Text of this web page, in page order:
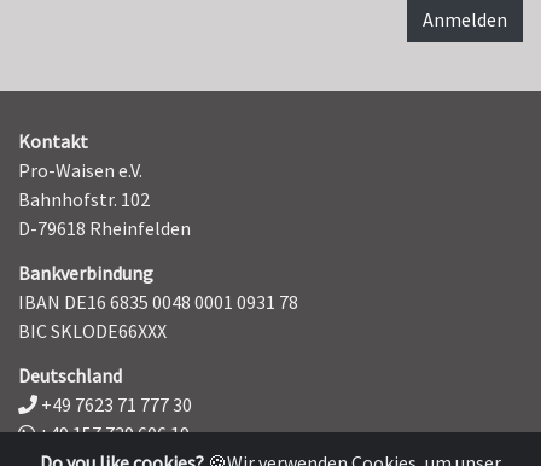
Kontakt
Pro-Waisen e.V.
Bahnhofstr. 102
D-79618 Rheinfelden
Bankverbindung
IBAN DE16 6835 0048 0001 0931 78
BIC SKLODE66XXX
Deutschland
+49 7623 71 777 30
+49 157 739 606 19‬